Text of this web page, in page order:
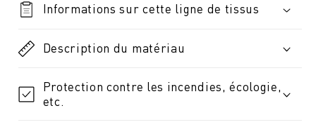
Informations sur cette ligne de tissus
Description du matériau
Protection contre les incendies, écologie,
etc.